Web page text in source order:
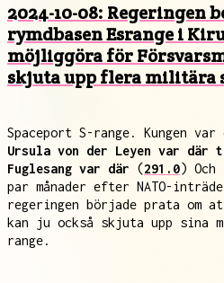
2024-10-08: Regeringen
rymdbasen Esrange i
möjliggöra för
skjuta upp flera militära
Spaceport S-range. Kungen
Ursula von der Leyen var där
Fuglesang var där (291.0)
par månader efter NATO-
regeringen började prata om
kan ju också skjuta upp sina
range.